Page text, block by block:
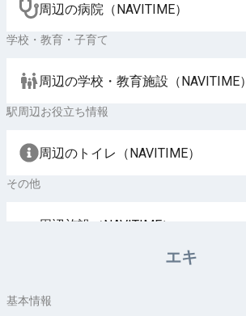
周辺の病院（NAVITIME）
学校・教育・子育て
周辺の学校・教育施設（NAVITIME）
駅周辺お役立ち情報
周辺のトイレ（NAVITIME）
その他
周辺施設（NAVITIME）
エキ
基本情報